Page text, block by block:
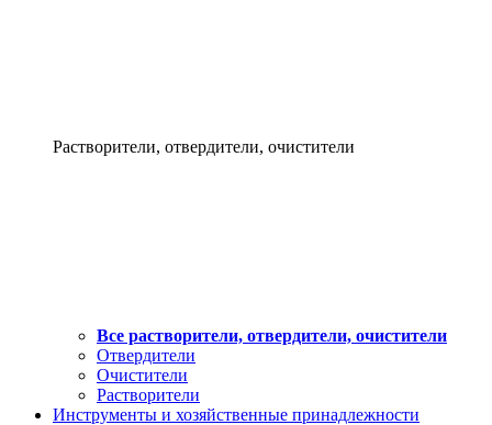
Растворители, отвердители, очистители
Все растворители, отвердители, очистители
Отвердители
Очистители
Растворители
Инструменты и хозяйственные принадлежности